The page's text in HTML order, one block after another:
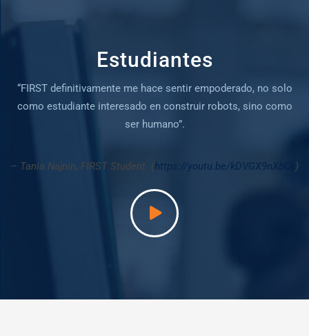
Estudiantes
“FIRST definitivamente me hace sentir empoderado, no solo
como estudiante interesado en construir robots, sino como
ser humano”.
– Tania Najnin, FIRST Student. (https://youtu.be/kDVGX9nXbCk )